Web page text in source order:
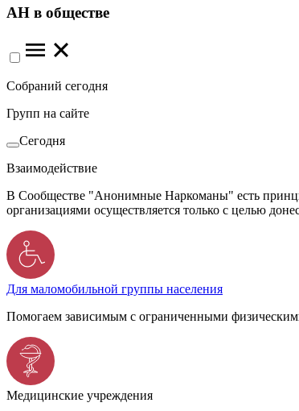
АН в обществе
Собраний сегодня
Групп на сайте
Сегодня
Взаимодействие
В Сообществе "Анонимные Наркоманы" есть
организациями осуществляется только с целью
Для маломобильной группы населения
Помогаем зависимым с ограниченными
Медицинские учреждения